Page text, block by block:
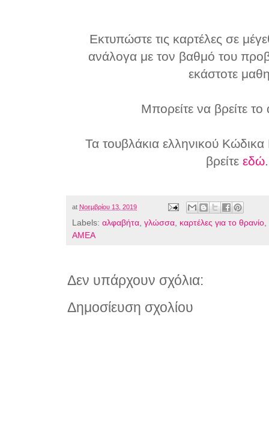
Εκτυπώστε τις καρτέλες σε
ανάλογα με τον βαθμό του
εκάστοτε
Μπορείτε να βρείτε το
Τα τουβλάκια ελληνικού
βρείτε εδώ.
at Νοεμβρίου 13, 2019
Labels: αλφαβήτα, γλώσσα, καρτέλες για το θρανίο,
ΑΜΕΑ
Δεν υπάρχουν σχόλια:
Δημοσίευση σχολίου